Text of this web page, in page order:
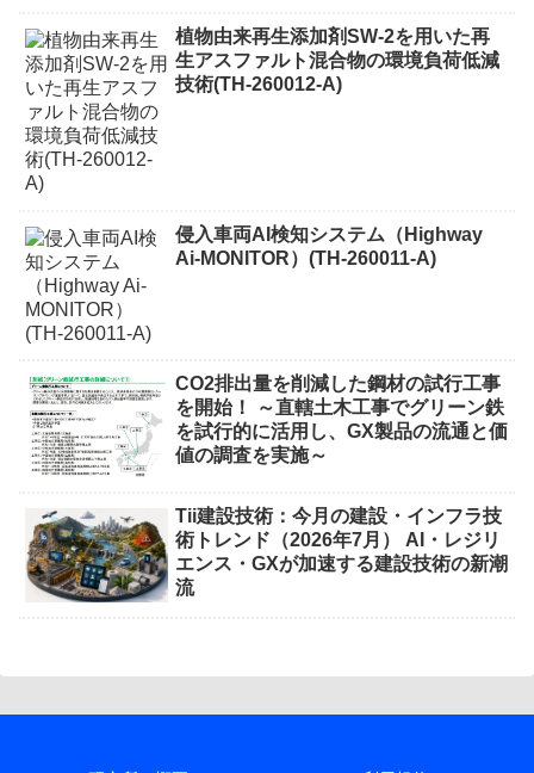
植物由来再生添加剤SW-2を用いた再
生アスファルト混合物の環境負荷低減
技術(TH-260012-A)
侵入車両AI検知システム（Highway
Ai-MONITOR）(TH-260011-A)
CO2排出量を削減した鋼材の試行工事
を開始！ ～直轄土木工事でグリーン鉄
を試行的に活用し、GX製品の流通と価
値の調査を実施～
Tii建設技術：今月の建設・インフラ技
術トレンド（2026年7月） AI・レジリ
エンス・GXが加速する建設技術の新潮
流